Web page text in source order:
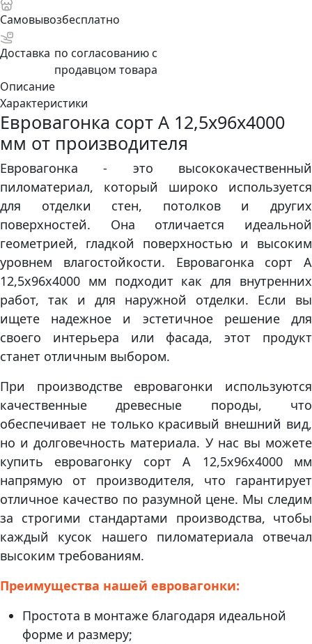
Самовывозбесплатно
Доставка по согласованию с
продавцом товара
Описание
Характеристики
Евровагонка сорт А 12,5х96х4000
мм от производителя
Евровагонка - это высококачественный
пиломатериал, который широко используется
для отделки стен, потолков и других
поверхностей. Она отличается идеальной
геометрией, гладкой поверхностью и высоким
уровнем влагостойкости. Евровагонка сорт А
12,5х96х4000 мм подходит как для внутренних
работ, так и для наружной отделки. Если вы
ищете надежное и эстетичное решение для
своего интерьера или фасада, этот продукт
станет отличным выбором.
При производстве евровагонки используются
качественные древесные породы, что
обеспечивает не только красивый внешний вид,
но и долговечность материала. У нас вы можете
купить евровагонку сорт А 12,5х96х4000 мм
напрямую от производителя, что гарантирует
отличное качество по разумной цене. Мы следим
за строгими стандартами производства, чтобы
каждый кусок нашего пиломатериала отвечал
высоким требованиям.
Преимущества нашей евровагонки:
Простота в монтаже благодаря идеальной
форме и размеру;